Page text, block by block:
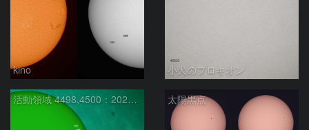
kino 小犬のプロキオン
活動領域 4498,4500：2026/08/08 太陽黒点